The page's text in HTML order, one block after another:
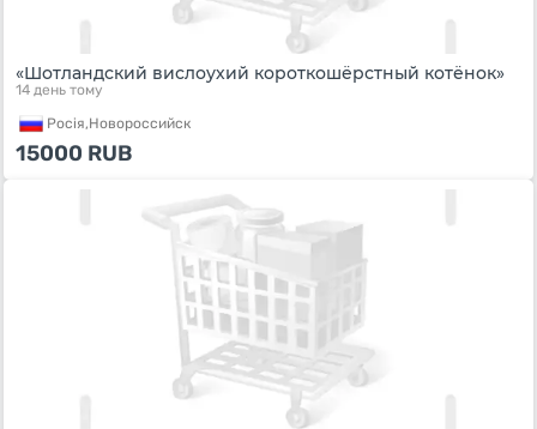
«Шотландский вислоухий короткошёрстный котёнок»
14 день тому
Росiя,Новороссийск
15000 RUB